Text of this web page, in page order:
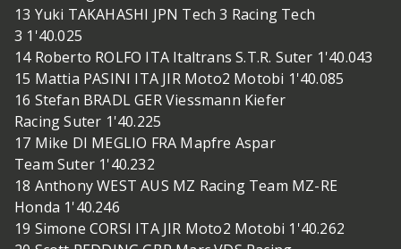
13 Yuki TAKAHASHI JPN Tech 3 Racing Tech
3 1'40.025
14 Roberto ROLFO ITA Italtrans S.T.R. Suter 1'40.043
15 Mattia PASINI ITA JIR Moto2 Motobi 1'40.085
16 Stefan BRADL GER Viessmann Kiefer
Racing Suter 1'40.225
17 Mike DI MEGLIO FRA Mapfre Aspar
Team Suter 1'40.232
18 Anthony WEST AUS MZ Racing Team MZ-RE
Honda 1'40.246
19 Simone CORSI ITA JIR Moto2 Motobi 1'40.262